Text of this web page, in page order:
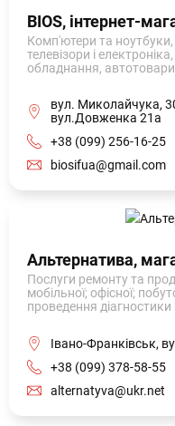
BIOS, інтернет-
Комп'ютери та
телевізори і
обладнання,
вул. Миколайчука,
вул.Довженка 21а
+38 (099) 256-16-25
biosifua@gmail.com
Альтернатива,
Послуги ремонту та
мобільної; офісної;
проведення
Івано-Франківськ,
+38 (099) 378-58-55
alternatyva@ukr.net